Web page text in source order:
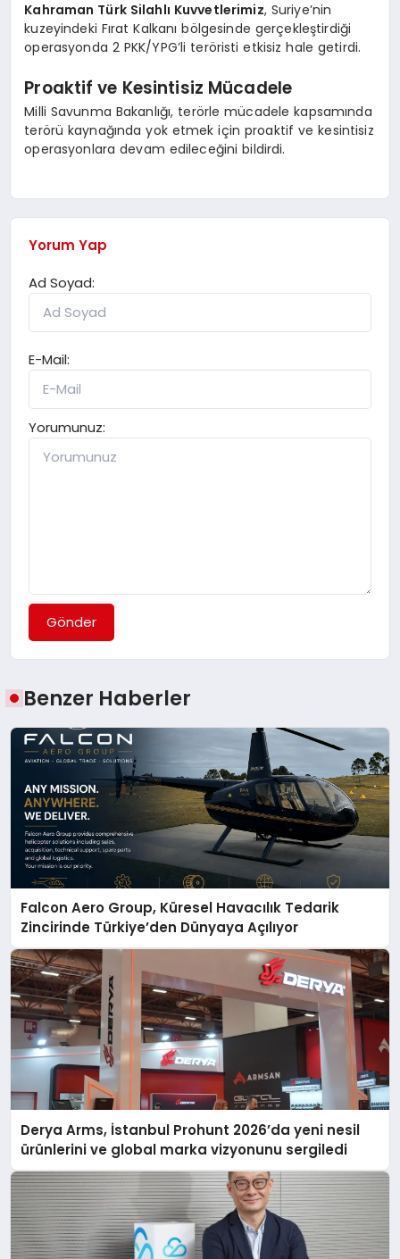
Kahraman Türk Silahlı Kuvvetlerimiz, Suriye’nin
kuzeyindeki Fırat Kalkanı bölgesinde gerçekleştirdiği
operasyonda 2 PKK/YPG’li teröristi etkisiz hale getirdi.
Proaktif ve Kesintisiz Mücadele
Milli Savunma Bakanlığı, terörle mücadele kapsamında
terörü kaynağında yok etmek için proaktif ve kesintisiz
operasyonlara devam edileceğini bildirdi.
Yorum Yap
Ad Soyad:
E-Mail:
Yorumunuz:
Gönder
Benzer Haberler
Falcon Aero Group, Küresel Havacılık Tedarik
Zincirinde Türkiye’den Dünyaya Açılıyor
Derya Arms, İstanbul Prohunt 2026’da yeni nesil
ürünlerini ve global marka vizyonunu sergiledi